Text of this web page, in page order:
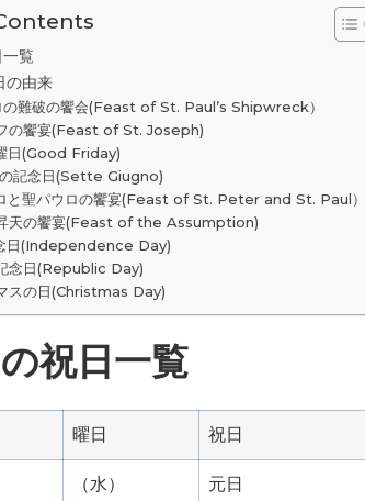
覧
の由来
の難破の饗会(Feast of St. Paul’s Shipwreck）
の饗宴(Feast of St. Joseph)
日(Good Friday)
記念日(Sette Giugno)
と聖パウロの饗宴(Feast of St. Peter and St. Paul）
天の饗宴(Feast of the Assumption)
日(Independence Day)
念日(Republic Day)
スの日(Christmas Day)
祝日一覧
曜日 祝日
（水） 元日